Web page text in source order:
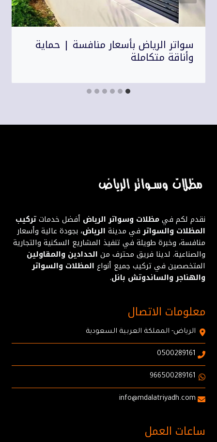
سواتر الرياض بأسعار منافسة | حماية
وأناقة متكاملة
نقدم لكم فيمظلات وسواتر الرياض أفضل خدماتتركيب
المظلات والسواترفي مدينة الرياض، بجودة عالية وأسعار
منافسة، وخبرة طويلة في تنفيذ المشاريع السكنية والتجارية
والصناعية. لدينا فريق محترف من الحدادين والمقاولين
المتخصصين في تركيب جميع أنواع المظلات والسواتر
والهناجر والساندوتش بانل.
معلومات الاتصال
الرياض- المملكة العربية السعودية
0500289161
966500289161
info@mdalatriyadh.com
ساعات العمل